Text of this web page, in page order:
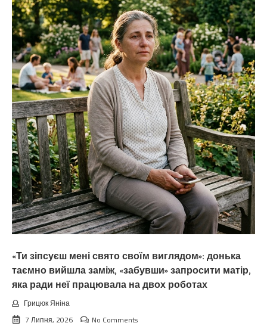
«Ти зіпсуєш мені свято своїм виглядом»: донька
таємно вийшла заміж, «забувши» запросити матір,
яка ради неї працювала на двох роботах
Грицюк Яніна
7 Липня, 2026
No Comments